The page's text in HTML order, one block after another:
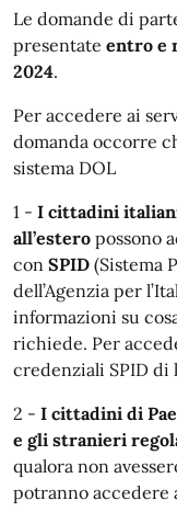
Le domande di
presentate entro e
2024.
Per accedere ai
domanda occorre
sistema DOL
1 - I cittadini
all’estero possono
con SPID (Sistema
dell’Agenzia per
informazioni su
richiede. Per
credenziali SPID di
2 - I cittadini di
e gli stranieri
qualora non
potranno accedere